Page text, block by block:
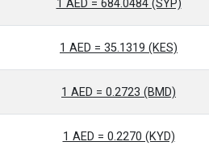
1 AED = 684.0484 (SYP)
1 AED = 35.1319 (KES)
1 AED = 0.2723 (BMD)
1 AED = 0.2270 (KYD)